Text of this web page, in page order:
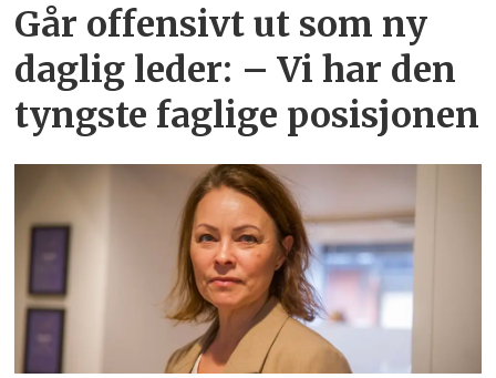
Går offensivt ut som ny
daglig leder: – Vi har den
tyngste faglige posisjonen